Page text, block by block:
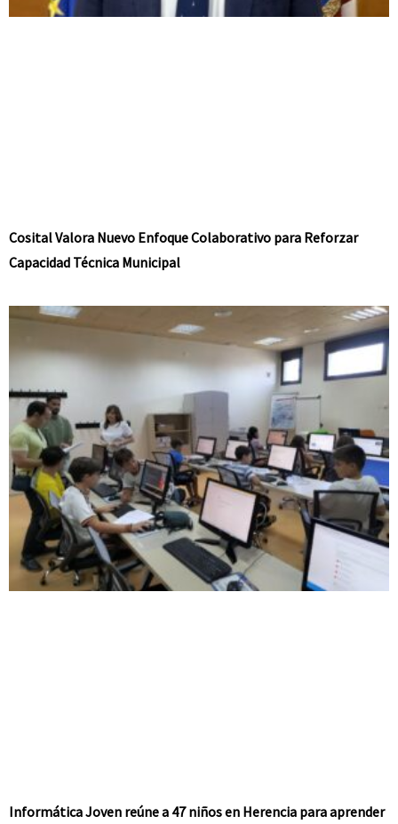
Cosital Valora Nuevo Enfoque Colaborativo para Reforzar
Capacidad Técnica Municipal
Informática Joven reúne a 47 niños en Herencia para aprender